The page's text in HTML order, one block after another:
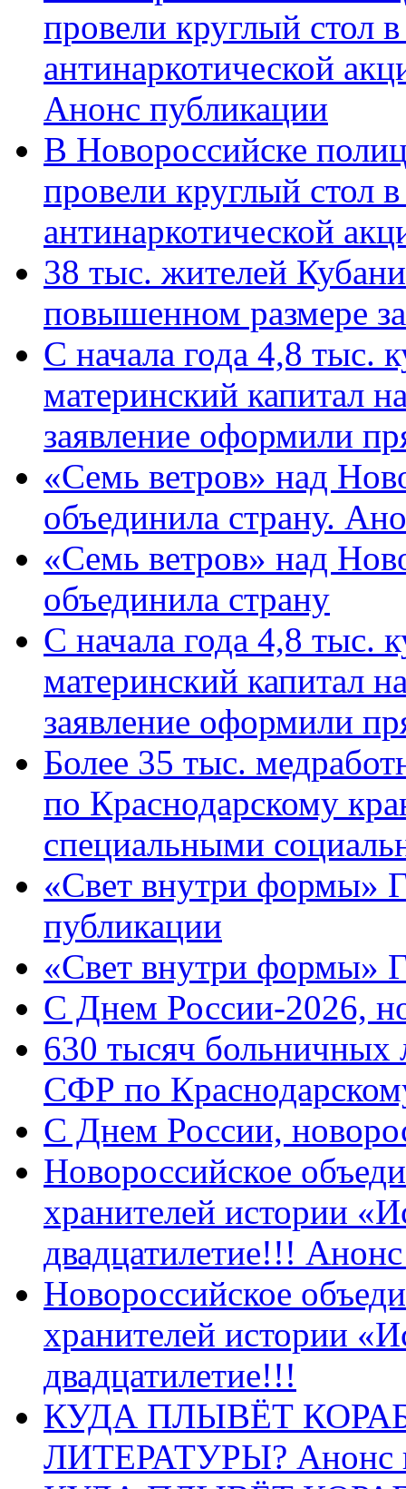
провели круглый стол
антинаркотической
Анонс публикации
В Новороссийске
провели круглый стол
антинаркотической
38 тыс. жителей
повышенном размере
С начала года 4,8 тыс.
материнский капитал
заявление оформили
«Семь ветров» над
объединила страну.
«Семь ветров» над
объединила страну
С начала года 4,8 тыс.
материнский капитал
заявление оформили
Более 35 тыс.
по Краснодарскому
специальными
«Свет внутри формы»
публикации
«Свет внутри формы»
C Днем России-2026,
630 тысяч больничных
СФР по
C Днем России,
Новороссийское
хранителей истории
двадцатилетие!!!
Новороссийское
хранителей истории
двадцатилетие!!!
КУДА ПЛЫВЁТ
ЛИТЕРАТУРЫ? Анонс